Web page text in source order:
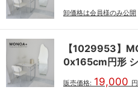
卸価格は会員様のみ公開
【1029953】
0x165cm円形
販売価格: 19,000 円